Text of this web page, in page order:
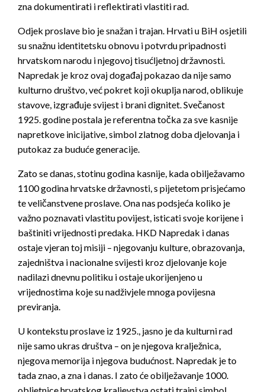
zna dokumentirati i reflektirati vlastiti rad.
Odjek proslave bio je snažan i trajan. Hrvati u BiH osjetili
su snažnu identitetsku obnovu i potvrdu pripadnosti
hrvatskom narodu i njegovoj tisućljetnoj državnosti.
Napredak je kroz ovaj događaj pokazao da nije samo
kulturno društvo, već pokret koji okuplja narod, oblikuje
stavove, izgrađuje svijest i brani dignitet. Svečanost
1925. godine postala je referentna točka za sve kasnije
napretkove inicijative, simbol zlatnog doba djelovanja i
putokaz za buduće generacije.
Zato se danas, stotinu godina kasnije, kada obilježavamo
1100 godina hrvatske državnosti, s pijetetom prisjećamo
te veličanstvene proslave. Ona nas podsjeća koliko je
važno poznavati vlastitu povijest, isticati svoje korijene i
baštiniti vrijednosti predaka. HKD Napredak i danas
ostaje vjeran toj misiji – njegovanju kulture, obrazovanja,
zajedništva i nacionalne svijesti kroz djelovanje koje
nadilazi dnevnu politiku i ostaje ukorijenjeno u
vrijednostima koje su nadživjele mnoga povijesna
previranja.
U kontekstu proslave iz 1925., jasno je da kulturni rad
nije samo ukras društva – on je njegova kralježnica,
njegova memorija i njegova budućnost. Napredak je to
tada znao, a zna i danas. I zato će obilježavanje 1000.